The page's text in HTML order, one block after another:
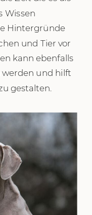
Wissen
Hintergründe
und Tier vor
kann ebenfalls
und hilft
gestalten.